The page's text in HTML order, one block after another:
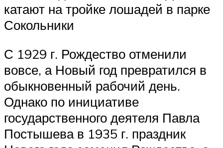
катают на тройке лошадей в парке
Сокольники
С 1929 г. Рождество отменили
вовсе, а Новый год превратился в
обыкновенный рабочий день.
Однако по инициативе
государственного деятеля Павла
Постышева в 1935 г. праздник